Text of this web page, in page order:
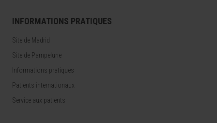
INFORMATIONS PRATIQUES
Site de Madrid
Site de Pampelune
Informations pratiques
Patients internationaux
Service aux patients